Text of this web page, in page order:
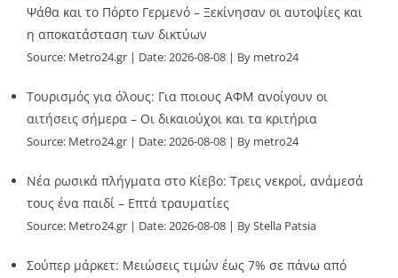
Ψάθα και το Πόρτο Γερμενό – Ξεκίνησαν οι αυτοψίες και
η αποκατάσταση των δικτύων
Source: Metro24.gr Date: 2026-08-08 By metro24
Τουρισμός για όλους: Για ποιους ΑΦΜ ανοίγουν οι
αιτήσεις σήμερα – Οι δικαιούχοι και τα κριτήρια
Source: Metro24.gr Date: 2026-08-08 By metro24
Νέα ρωσικά πλήγματα στο Κίεβο: Τρεις νεκροί, ανάμεσά
τους ένα παιδί – Επτά τραυματίες
Source: Metro24.gr Date: 2026-08-08 By Stella Patsia
Σούπερ μάρκετ: Μειώσεις τιμών έως 7% σε πάνω από